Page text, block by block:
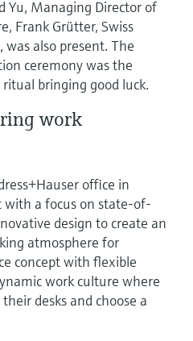
о
с
и
Yu, Managing Director of
Frank Grütter, Swiss
was also present. The
ceremony was the
bringing good luck.
work
office in
with a focus on state-of-
design to create an
atmosphere for
concept with flexible
work culture where
desks and choose a